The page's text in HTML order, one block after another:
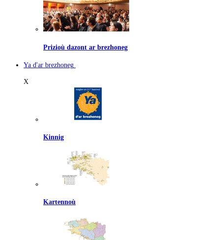
Prizioù dazont ar brezhoneg
Ya d'ar brezhoneg
X
Kinnig
Kartennoù